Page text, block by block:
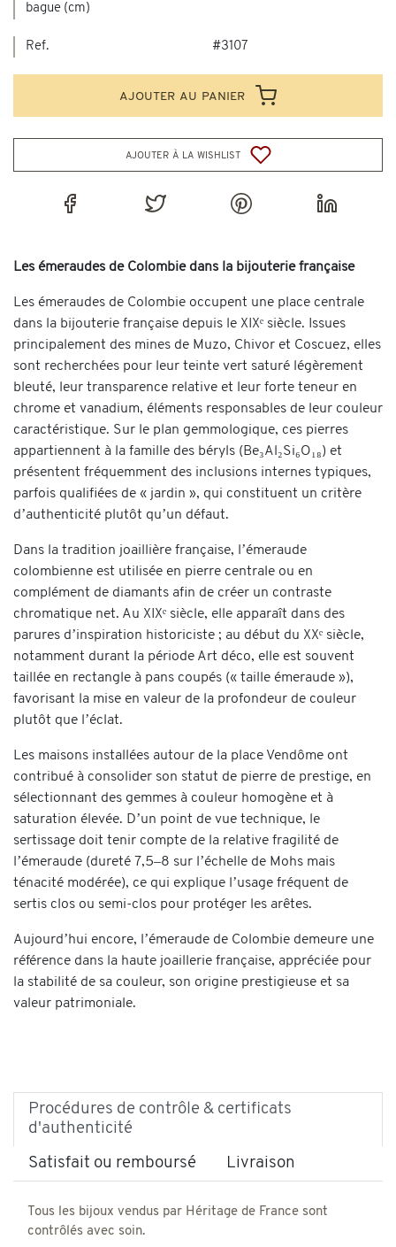
bague (cm)
Ref. #3107
ajouter au panier
ajouter à la wishlist
Les émeraudes de Colombie dans la bijouterie française
Les émeraudes de Colombie occupent une place centrale
dans la bijouterie française depuis le XIXᵉ siècle. Issues
principalement des mines de Muzo, Chivor et Coscuez, elles
sont recherchées pour leur teinte vert saturé légèrement
bleuté, leur transparence relative et leur forte teneur en
chrome et vanadium, éléments responsables de leur couleur
caractéristique. Sur le plan gemmologique, ces pierres
appartiennent à la famille des béryls (Be₃Al₂Si₆O₁₈) et
présentent fréquemment des inclusions internes typiques,
parfois qualifiées de « jardin », qui constituent un critère
d’authenticité plutôt qu’un défaut.
Dans la tradition joaillière française, l’émeraude
colombienne est utilisée en pierre centrale ou en
complément de diamants afin de créer un contraste
chromatique net. Au XIXᵉ siècle, elle apparaît dans des
parures d’inspiration historiciste ; au début du XXᵉ siècle,
notamment durant la période Art déco, elle est souvent
taillée en rectangle à pans coupés (« taille émeraude »),
favorisant la mise en valeur de la profondeur de couleur
plutôt que l’éclat.
Les maisons installées autour de la place Vendôme ont
contribué à consolider son statut de pierre de prestige, en
sélectionnant des gemmes à couleur homogène et à
saturation élevée. D’un point de vue technique, le
sertissage doit tenir compte de la relative fragilité de
l’émeraude (dureté 7,5–8 sur l’échelle de Mohs mais
ténacité modérée), ce qui explique l’usage fréquent de
sertis clos ou semi-clos pour protéger les arêtes.
Aujourd’hui encore, l’émeraude de Colombie demeure une
référence dans la haute joaillerie française, appréciée pour
la stabilité de sa couleur, son origine prestigieuse et sa
valeur patrimoniale.
Procédures de contrôle & certificats
d'authenticité
Satisfait ou remboursé Livraison
Tous les bijoux vendus par Héritage de France sont
contrôlés avec soin.